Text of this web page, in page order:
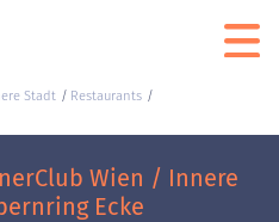
Stadt
Restaurants
Wien / Innere
Ecke